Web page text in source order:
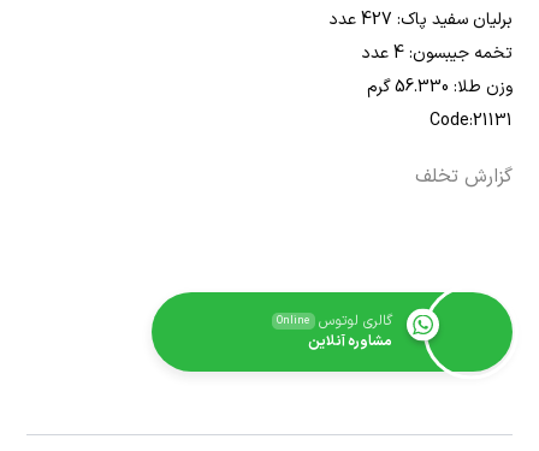
برلیان سفید پاک: 427 عدد
تخمه جیبسون: 4 عدد
وزن طلا: 56.330 گرم
Code:21131
گزارش تخلف
گالری لوتوس Online
مشاوره آنلاین